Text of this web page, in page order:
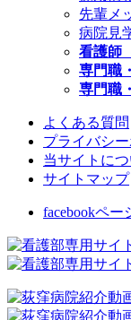
先輩メ
病院見
看護師
専門職
専門職
よくある質問
プライバシ
当サイトにつ
サイトマップ
facebookペー